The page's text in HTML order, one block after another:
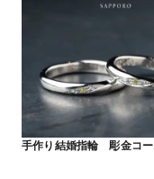
手作り結婚指輪 彫金コ